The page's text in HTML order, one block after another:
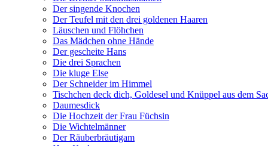
Der singende Knochen
Der Teufel mit den drei goldenen Haaren
Läuschen und Flöhchen
Das Mädchen ohne Hände
Der gescheite Hans
Die drei Sprachen
Die kluge Else
Der Schneider im Himmel
Tischchen deck dich, Goldesel und Knüppel aus dem
Daumesdick
Die Hochzeit der Frau Füchsin
Die Wichtelmänner
Der Räuberbräutigam